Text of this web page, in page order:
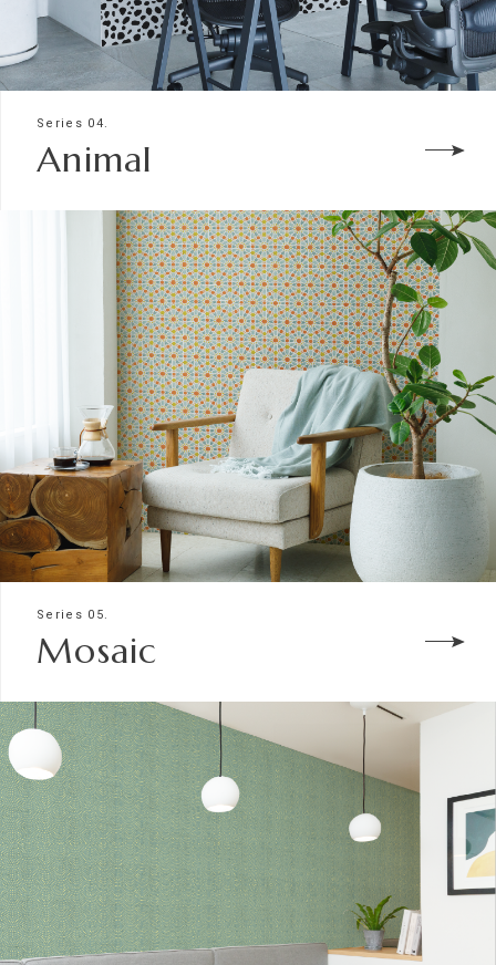
Series 04.
Animal
Series 05.
Mosaic